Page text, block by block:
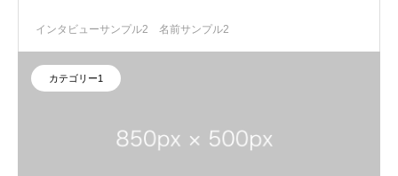
インタビューサンプル2 名前サンプル2
カテゴリー1